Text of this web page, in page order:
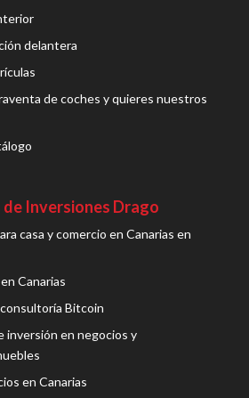
delantera
de coches y quieres nuestros
Inversiones Drago
casa y comercio en Canarias en
Canarias
Bitcoin
inversión en negocios y
en Canarias